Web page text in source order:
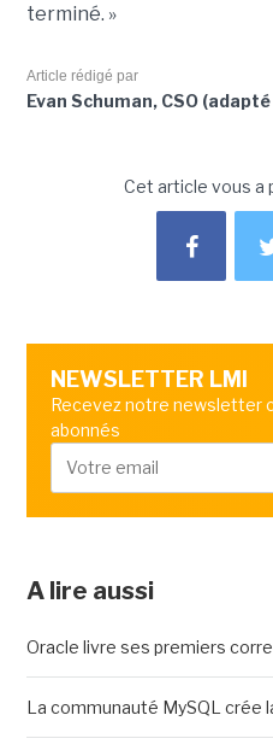
terminé. »
Article rédigé par
Evan Schuman, CSO
Cet article vous a
NEWSLETTER LMI
Recevez notre newsletter
abonnés
A lire aussi
Oracle livre ses premiers
La communauté MySQL crée